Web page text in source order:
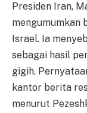
Presiden Iran,
mengumumkan
Israel. Ia
sebagai hasil
gigih.
kantor berita
menurut